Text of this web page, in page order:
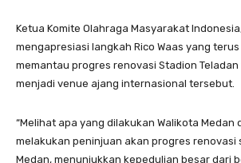
Ketua Komite Olahraga Masyarakat
mengapresiasi langkah Rico Waas yang
memantau progres renovasi Stadion
menjadi venue ajang internasional tersebut.
“Melihat apa yang dilakukan Walikota Medan
melakukan peninjuan akan progres renovasi
Medan, menunjukkan kepedulian besar dari